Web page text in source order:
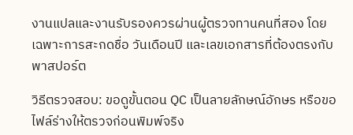
งานแปลและงานรับรองควรผ่านผู้ตรวจทานคนที่สอง โดย
เฉพาะการสะกดชื่อ วันเดือนปี และเลขเอกสารที่ต้องตรงกับ
พาสปอร์ต
วิธีตรวจสอบ: ขอดูขั้นตอน QC เป็นลายลักษณ์อักษร หรือขอ
ไฟล์ร่างให้ตรวจก่อนพิมพ์จริง